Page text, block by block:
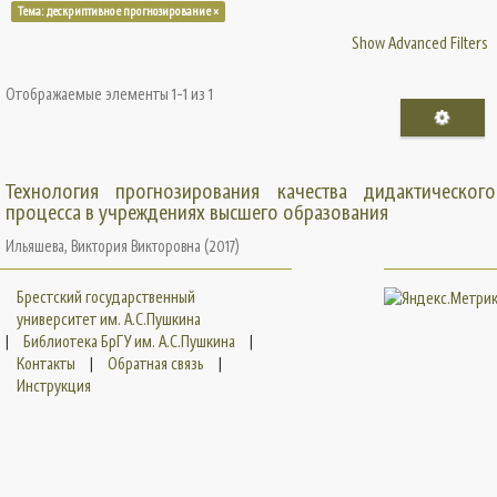
Тема: дескриптивное прогнозирование ×
Show Advanced Filters
Отображаемые элементы 1-1 из 1
Технология прогнозирования качества дидактического
процесса в учреждениях высшего образования
Ильяшева, Виктория Викторовна (2017)
Брестский государственный
университет им. А.С.Пушкина
|
Библиотека БрГУ им. А.С.Пушкина
|
Контакты
| Обратная связь
|
Инструкция